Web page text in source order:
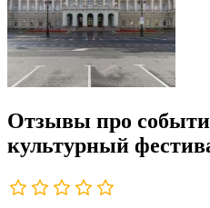
Отзывы про
культурный